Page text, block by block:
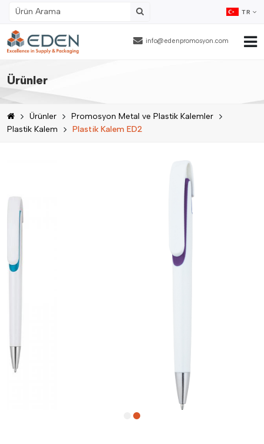
info@edenpromosyon.com
TR
Ana Sayfa
Hakkımızda
Ürünler
İnsan Kaynakları
Ürünler
Ürünler
Promosyon Metal ve Plastik Kalemler
Plastik Kalem
Plastik Kalem ED2